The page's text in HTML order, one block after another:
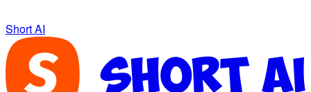
Short AI